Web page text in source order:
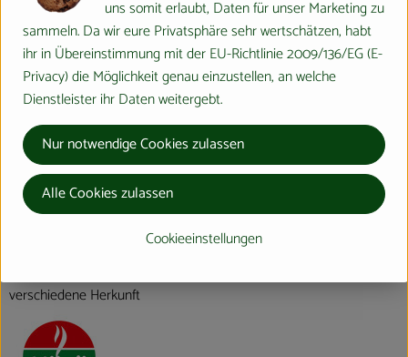
Nährwert-Info
Produktdatenblatt
Herkunft
Hersteller: Erntesegen
verschiedene Herkunft
uns somit erlaubt, Daten für unser Marketing zu
sammeln. Da wir eure Privatsphäre sehr wertschätzen, habt
ihr in Übereinstimmung mit der EU-Richtlinie 2009/136/EG (E-
Privacy) die Möglichkeit genau einzustellen, an welche
Dienstleister ihr Daten weitergebt.
Cookieeinstellungen
Nur notwendige Cookies zulassen
Alle Cookies zulassen